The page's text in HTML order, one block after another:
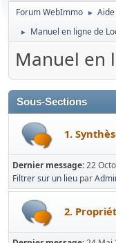
Forum WebImmo ►
► Manuel en ligne de
Manuel en
Sous-Sections
1.
Dernier message:22
Filtrer sur un lieu par
2.